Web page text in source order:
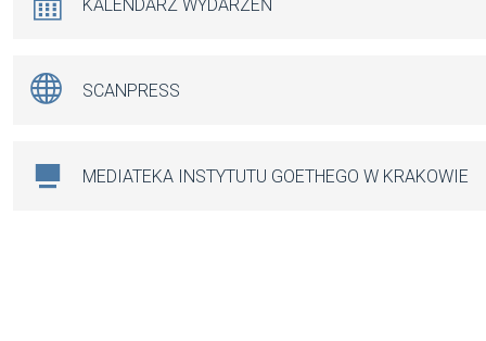
KALENDARZ WYDARZEŃ
SCANPRESS
MEDIATEKA INSTYTUTU GOETHEGO W KRAKOWIE